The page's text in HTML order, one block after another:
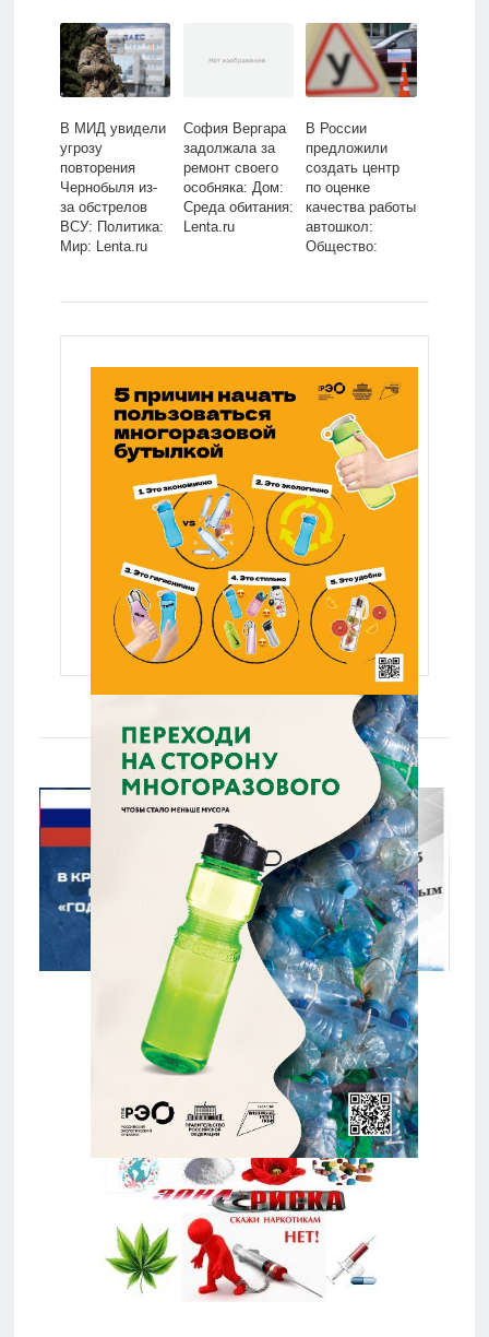
Lenta.ru
Украина:
В МИД увидели
угрозу
повторения
Чернобыля из-
за обстрелов
ВСУ: Политика:
Мир: Lenta.ru
София Вергара
задолжала за
ремонт своего
особняка: Дом:
Среда обитания:
Lenta.ru
В России
предложили
создать центр
по оценке
качества работы
автошкол:
Общество: